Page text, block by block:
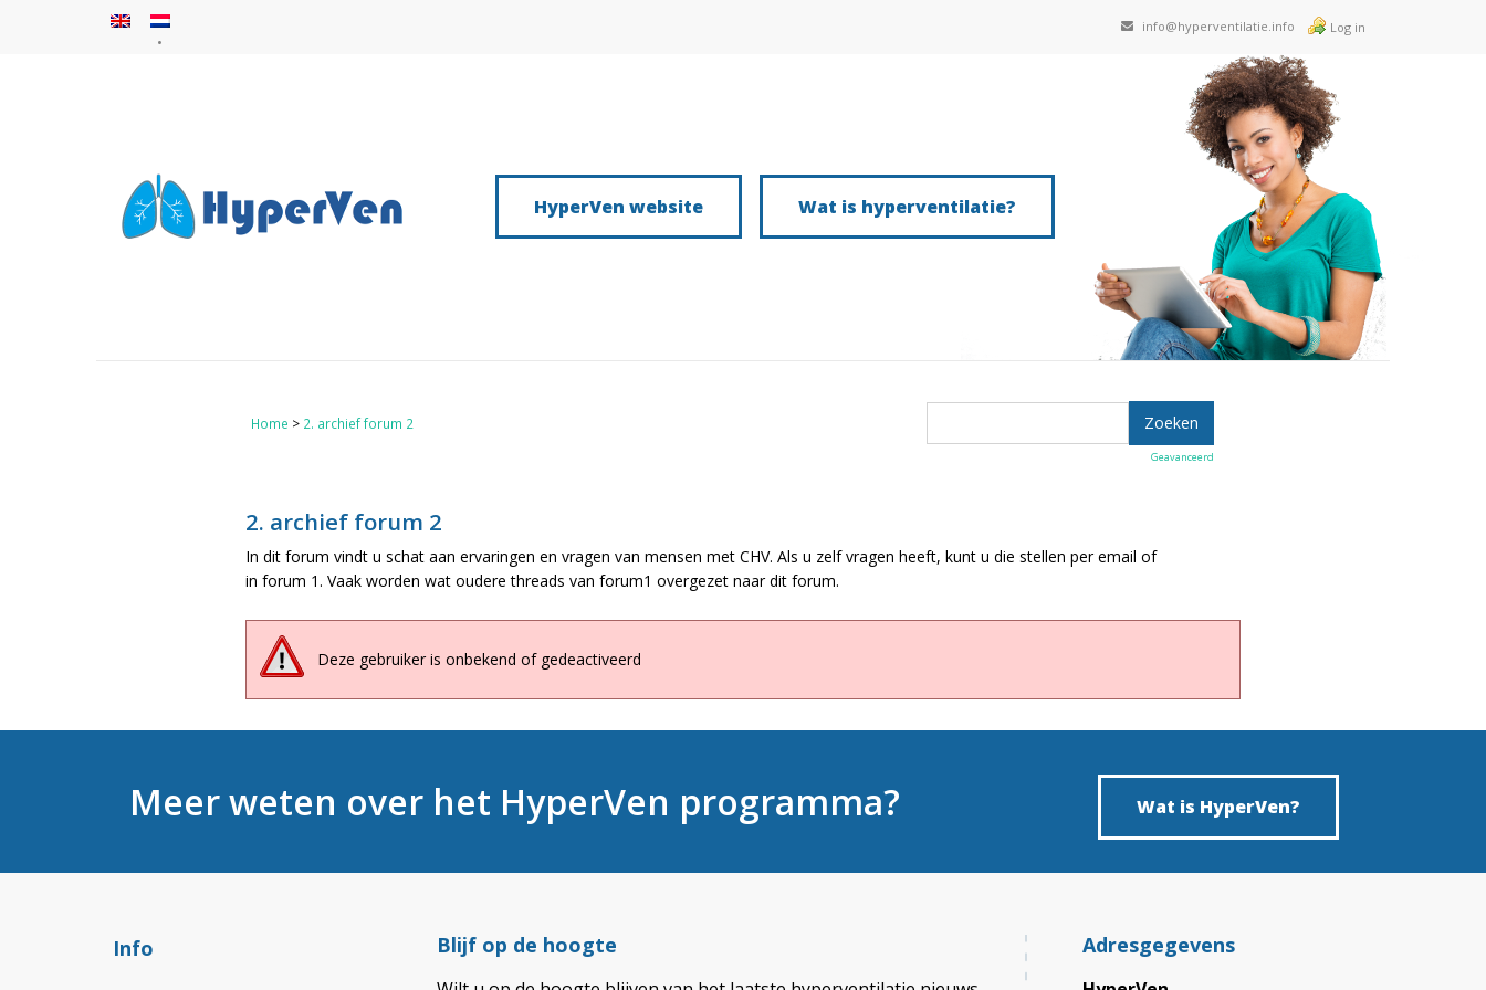
info@hyperventilatie.info Log in
HyperVen website Wat is hyperventilatie?
Home > 2. archief forum 2
Geavanceerd
2. archief forum 2
In dit forum vindt u schat aan ervaringen en vragen van mensen met CHV. Als u zelf vragen heeft, kunt u die stellen per email of
in forum 1. Vaak worden wat oudere threads van forum1 overgezet naar dit forum.
Deze gebruiker is onbekend of gedeactiveerd
Meer weten over het HyperVen programma? Wat is HyperVen?
Info Blijf op de hoogte Adresgegevens